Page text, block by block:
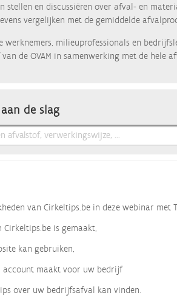
stellen en discussiëren over afval- en
vergelijken met de gemiddelde
werknemers, milieuprofessionals en
de OVAM in samenwerking met de hele
de slag
van Cirkeltips.be in deze webinar met
is gemaakt,
kan gebruiken,
account maakt voor uw bedrijf
over uw bedrijfsafval kan vinden.